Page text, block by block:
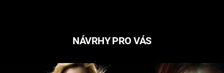
NÁVRHY PRO VÁS